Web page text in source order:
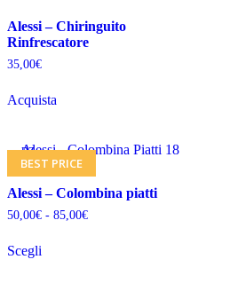
Alessi – Chiringuito
Rinfrescatore
35,00€
Acquista
BEST PRICE
Alessi – Colombina piatti
50,00€ - 85,00€
Scegli